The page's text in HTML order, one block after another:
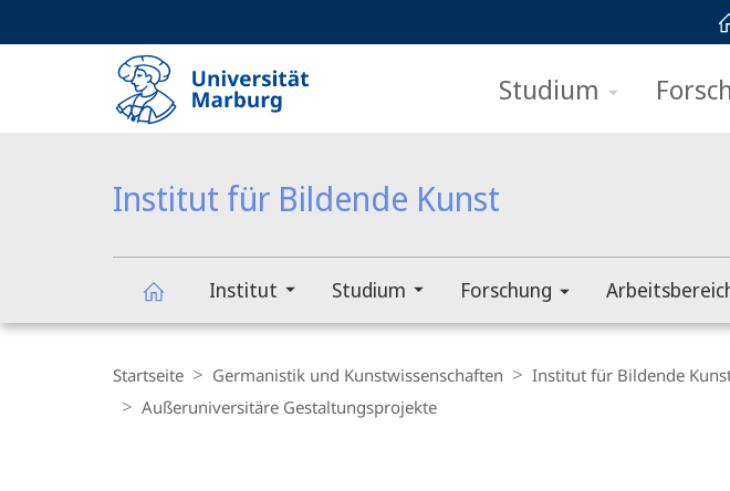
Studium
Institut für Bildende Kunst
für
Institut Studium Forschung
Navigation
Startseite Germanistik und Kunstwissenschaften Institut für Bildende
Außeruniversitäre Gestaltungsprojekte